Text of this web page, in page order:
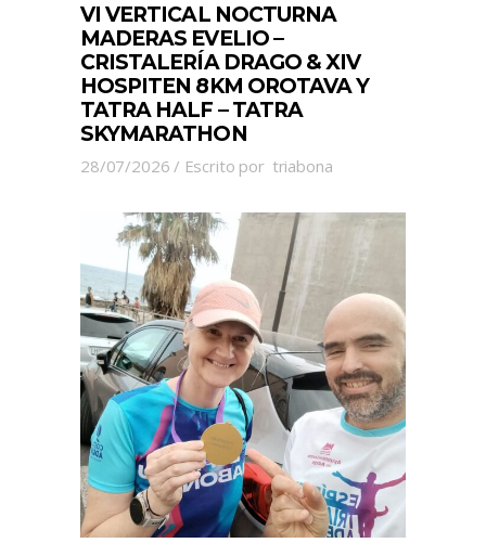
VI VERTICAL NOCTURNA
MADERAS EVELIO –
CRISTALERÍA DRAGO & XIV
HOSPITEN 8KM OROTAVA Y
TATRA HALF – TATRA
SKYMARATHON
28/07/2026 Escrito por triabona